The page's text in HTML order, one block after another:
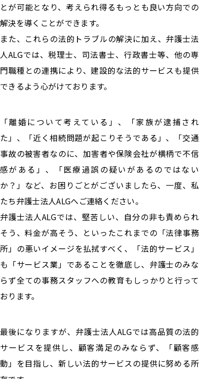
とが可能となり、考えられ得るもっとも良い方向での
解決を導くことができます。
また、これらの法的トラブルの解決に加え、弁護士法
人ALGでは、税理士、司法書士、行政書士等、他の専
門職種との連携により、建設的な法的サービスも提供
できるよう心がけております。
「離婚について考えている」、「家族が逮捕され
た」、「近く相続問題が起こりそうである」、「交通
事故の被害者なのに、加害者や保険会社が横柄で不信
感がある」、「医療過誤の疑いがあるのではない
か？」など、お困りごとがございましたら、一度、私
たち弁護士法人ALGへご連絡ください。
弁護士法人ALGでは、堅苦しい、自分の非も責められ
そう、料金が高そう、といったこれまでの「法律事務
所」の悪いイメージを払拭すべく、「法的サービス」
も「サービス業」であることを徹底し、弁護士のみな
らず全ての事務スタッフへの教育もしっかりと行って
おります。
最後になりますが、弁護士法人ALGでは高品質の法的
サービスを提供し、顧客満足のみならず、「顧客感
動」を目指し、新しい法的サービスの提供に努める所